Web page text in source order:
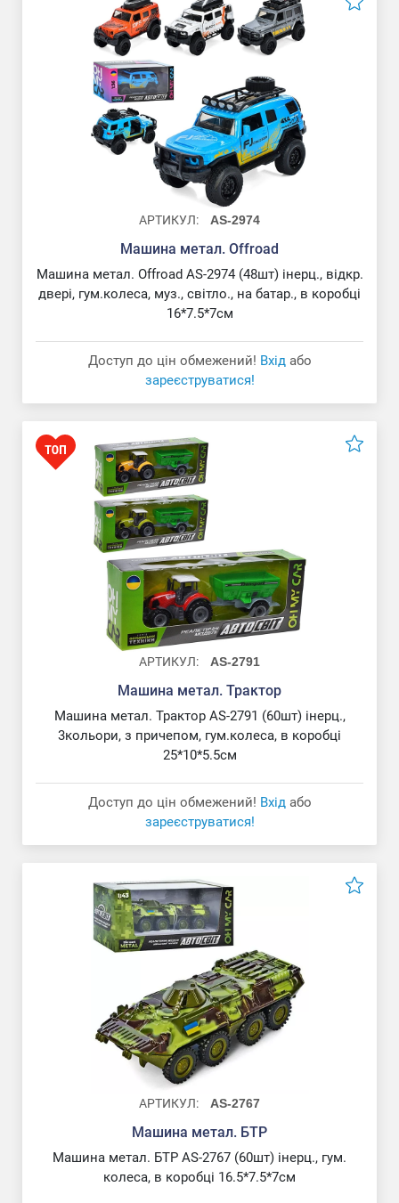
АРТИКУЛ: AS-2974
Машина метал. Offroad
Машина метал. Offroad AS-2974 (48шт) інерц., відкр.
двері, гум.колеса, муз., світло., на батар., в коробці
16*7.5*7см
Доступ до цін обмежений! Вхід або
зареєструватися!
АРТИКУЛ: AS-2791
Машина метал. Трактор
Машина метал. Трактор AS-2791 (60шт) інерц.,
3кольори, з причепом, гум.колеса, в коробці
25*10*5.5см
Доступ до цін обмежений! Вхід або
зареєструватися!
АРТИКУЛ: AS-2767
Машина метал. БТР
Машина метал. БТР AS-2767 (60шт) інерц., гум.
колеса, в коробці 16.5*7.5*7см